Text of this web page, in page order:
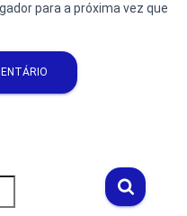
para a próxima vez que